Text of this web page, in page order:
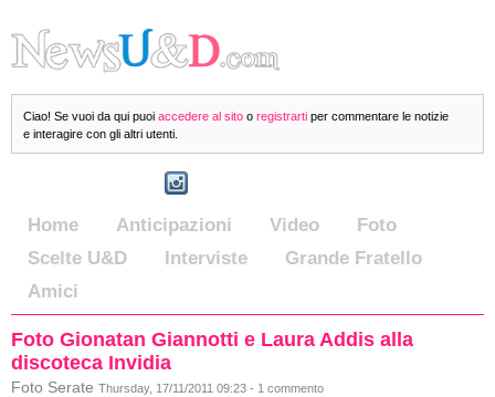
Ciao! Se vuoi da qui puoi accedere al sito o registrarti per commentare le notizie
e interagire con gli altri utenti.
Home Anticipazioni Video
Foto
Scelte U&D
Interviste
Grande Fratello
Amici
Foto Gionatan Giannotti e Laura Addis alla
discoteca Invidia
Foto Serate Thursday, 17/11/2011 09:23 - 1 commento